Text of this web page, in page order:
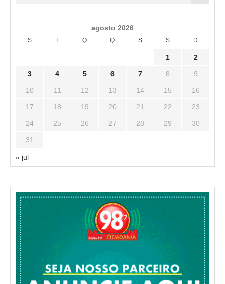
agosto 2026
S T Q Q S S D
1 2
3 4 5 6 7 8 9
10 11 12 13 14 15 16
17 18 19 20 21 22 23
24 25 26 27 28 29 30
31
« jul